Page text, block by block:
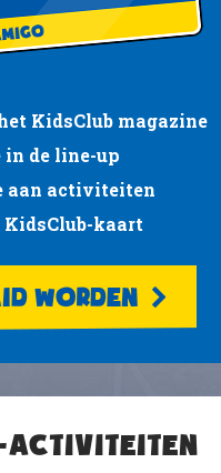
KidsClub magazine
in de line-up
aan activiteiten
KidsClub-kaart
WORDEN
ACTIVITEITEN